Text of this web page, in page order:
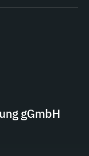
gGmbH